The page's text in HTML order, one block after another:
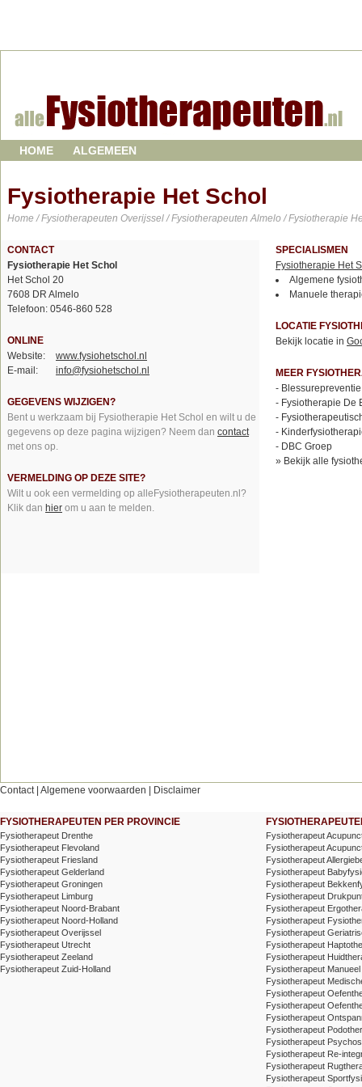
HOME ALGEMEEN
Fysiotherapie Het Schol
Home /Fysiotherapeuten Overijssel/Fysiotherapeuten Almelo/ Fysiotherapie
CONTACT
Fysiotherapie Het Schol
Het Schol 20
7608 DR Almelo
Telefoon: 0546-860 528
ONLINE
Website:
www.fysiohetschol.nl
E-mail:
info@fysiohetschol.nl
GEGEVENS WIJZIGEN?
Bent u werkzaam bij Fysiotherapie Het Schol en wilt u de
gegevens op deze pagina wijzigen? Neem dan contact
met ons op.
VERMELDING OP DEZE SITE?
Wilt u ook een vermelding op alleFysiotherapeuten.nl?
Klik dan hier om u aan te melden.
SPECIALISMEN
Fysiotherapie Het
Algemene
Manuele
LOCATIE
Bekijk locatie in
MEER
-
- Fysiotherapie De
-
-
- DBC Groep
» Bekijk alle
Contact| Algemene voorwaarden Disclaimer
FYSIOTHERAPEUTEN PER PROVINCIE
Fysiotherapeut Drenthe
Fysiotherapeut Flevoland
Fysiotherapeut Friesland
Fysiotherapeut Gelderland
Fysiotherapeut Groningen
Fysiotherapeut Limburg
Fysiotherapeut Noord-Brabant
Fysiotherapeut Noord-Holland
Fysiotherapeut Overijssel
Fysiotherapeut Utrecht
Fysiotherapeut Zeeland
Fysiotherapeut Zuid-Holland
Fysiotherapeut
Fysiotherapeut
Fysiotherapeut
Fysiotherapeut
Fysiotherapeut
Fysiotherapeut
Fysiotherapeut
Fysiotherapeut
Fysiotherapeut
Fysiotherapeut
Fysiotherapeut
Fysiotherapeut
Fysiotherapeut
Fysiotherapeut
Fysiotherapeut
Fysiotherapeut
Fysiotherapeut
Fysiotherapeut
Fysiotherapeut Re-
Fysiotherapeut
Fysiotherapeut